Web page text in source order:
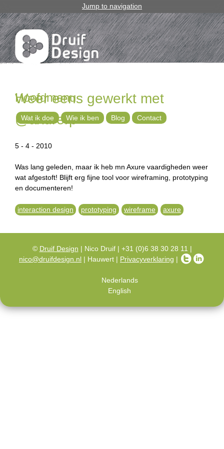
Jump to navigation
Weer eens gewerkt met
@axurerp
5 - 4 - 2010
Was lang geleden, maar ik heb mn Axure vaardigheden weer
wat afgestoft! Blijft erg fijne tool voor wireframing, prototyping
en documenteren!
interaction design prototyping wireframe axure
Hoofdmenu
Wat ik doe Wie ik ben Blog Contact
© Druif Design | Nico Druif | +31 (0)6 38 30 28 11 |
nico@druifdesign.nl | Hauwert | Privacyverklaring |
Nederlands
English